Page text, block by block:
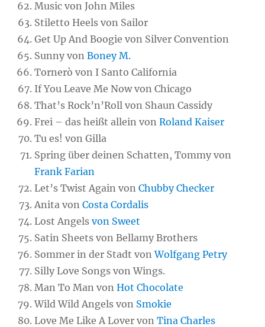
Music von John Miles
Stiletto Heels von Sailor
Get Up And Boogie von Silver Convention
Sunny vonBoney M.
Tornerò von I Santo California
If You Leave Me Now von Chicago
That’s Rock’n’Roll von Shaun Cassidy
Frei – das heißt allein vonRoland Kaiser
Tu es! von Gilla
Spring über deinen Schatten, Tommy von
Frank Farian
Let’s Twist Again vonChubby Checker
Anita vonCosta Cordalis
Lost Angelsvon Sweet
Satin Sheets von Bellamy Brothers
Sommer in der Stadt vonWolfgang Petry
Silly Love Songs von Wings.
Man To Man vonHot Chocolate
Wild Wild Angels von Smokie
Love Me Like A Lover vonTina Charles